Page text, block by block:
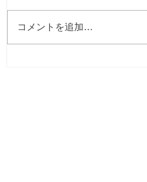
コメントを追加…